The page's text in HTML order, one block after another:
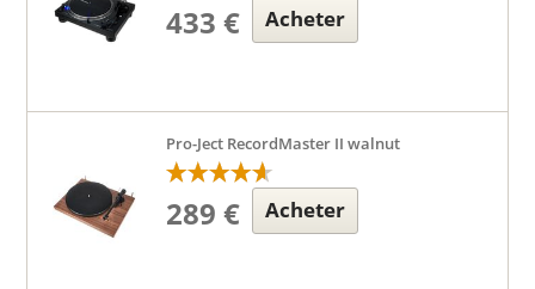
433 € Acheter
Pro-Ject RecordMaster II walnut
289 € Acheter